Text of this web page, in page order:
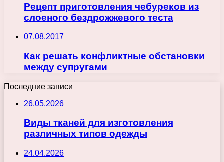
Рецепт приготовления чебуреков из
слоеного бездрожжевого теста
07.08.2017
Как решать конфликтные обстановки
между супругами
Последние записи
26.05.2026
Виды тканей для изготовления
различных типов одежды
24.04.2026